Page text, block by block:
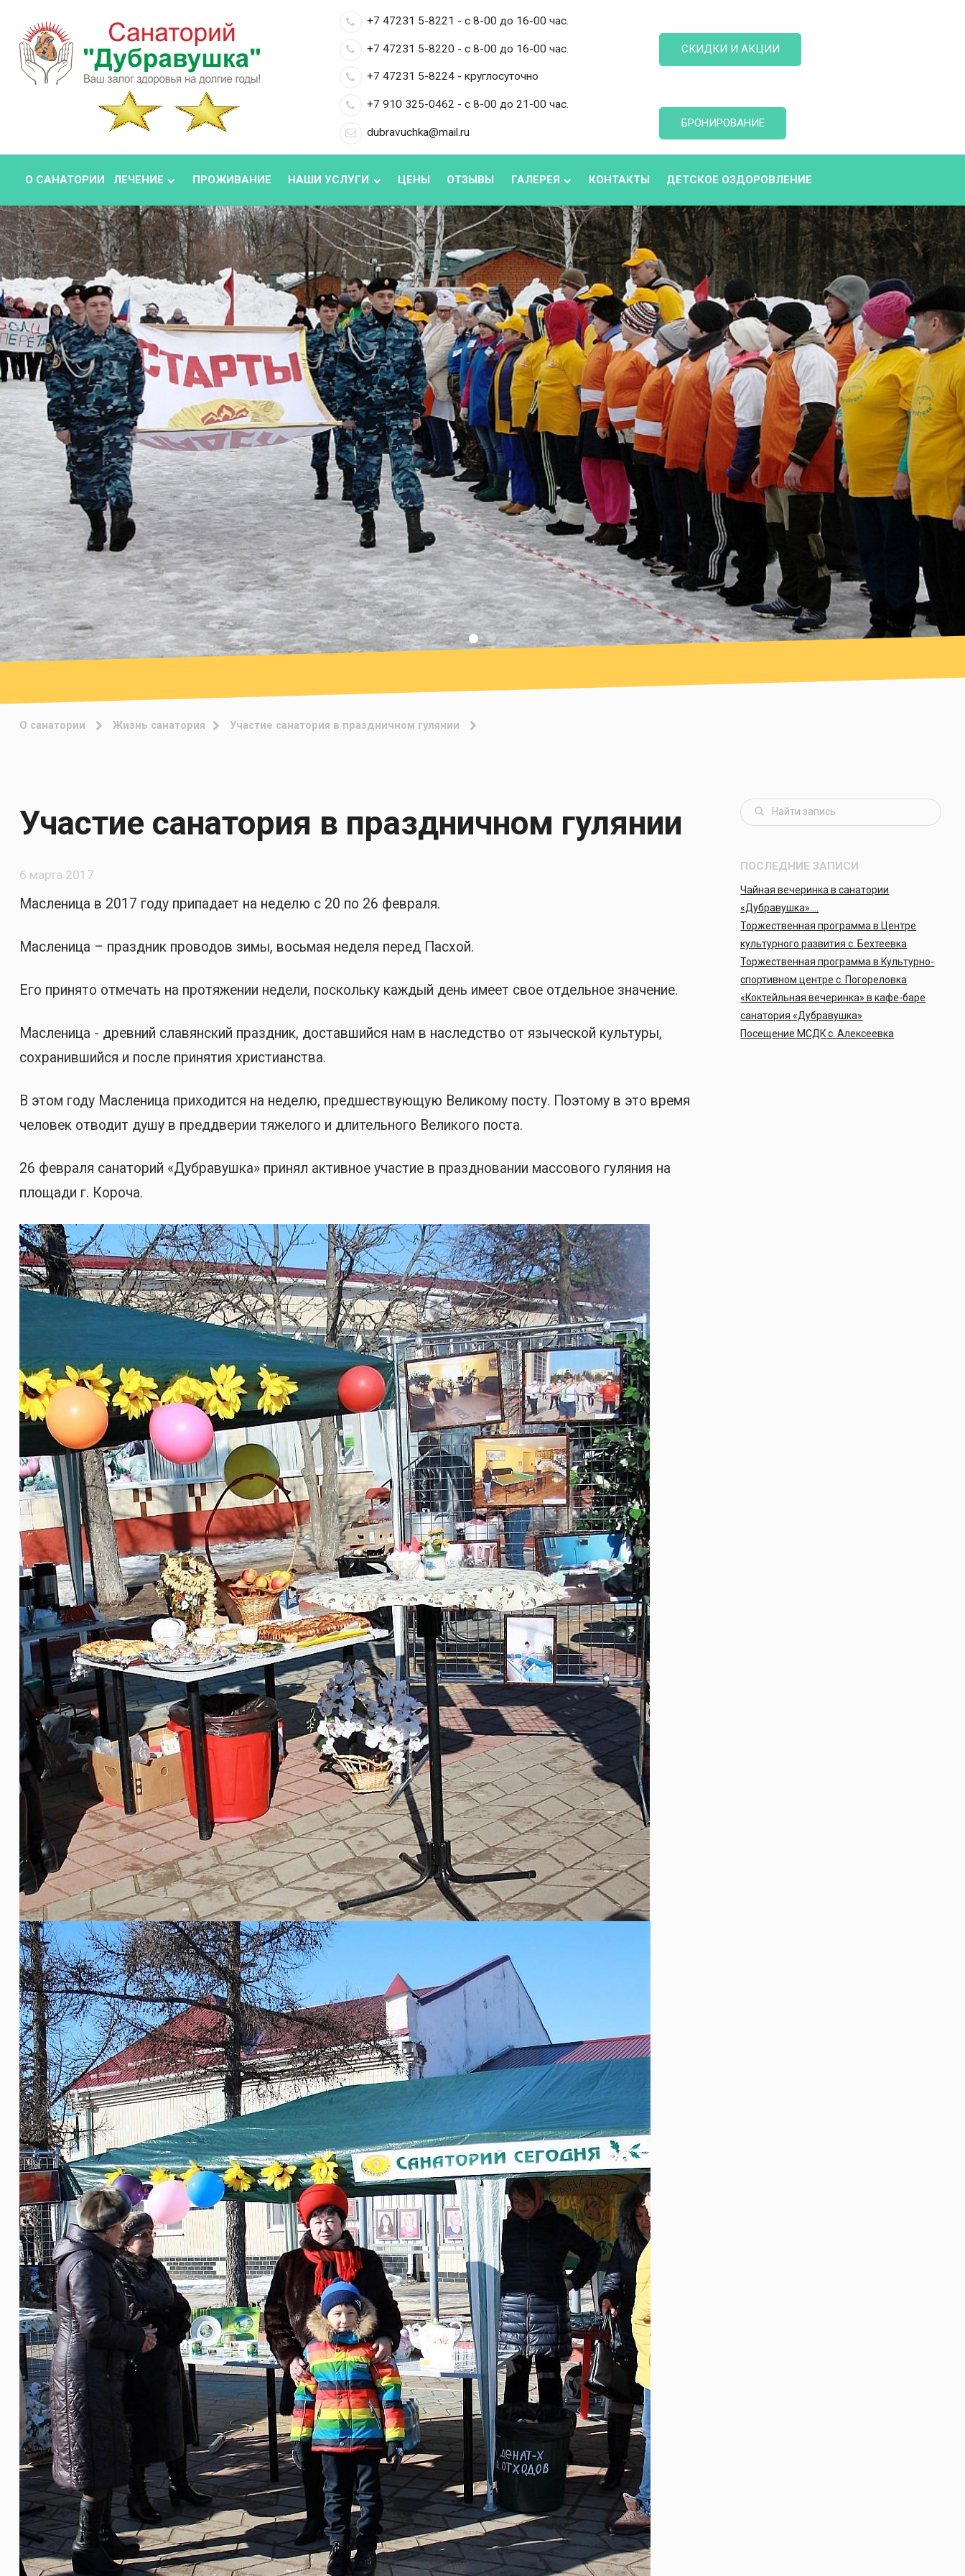
+7 47231 5-8221 - с 8-00 до 16-00 час.
+7 47231 5-8220 - с 8-00 до 16-00 час.
+7 47231 5-8224 - круглосуточно
+7 910 325-0462 - с 8-00 до 21-00 час.
dubravuchka@mail.ru
СКИДКИ И АКЦИИ
БРОНИРОВАНИЕ
О САНАТОРИИ ЛЕЧЕНИЕ ПРОЖИВАНИЕ НАШИ УСЛУГИ ЦЕНЫ ОТЗЫВЫ ГАЛЕРЕЯ КОНТАКТЫ ДЕТСКОЕ ОЗДОРОВЛЕНИЕ
О санатории Жизнь санатория Участие санатория в праздничном гулянии
Участие санатория в праздничном гулянии
6 марта 2017
Масленица в 2017 году припадает на неделю с 20 по 26 февраля.
Масленица – праздник проводов зимы, восьмая неделя перед Пасхой.
Его принято отмечать на протяжении недели, поскольку каждый день имеет свое отдельное значение.
Масленица - древний славянский праздник, доставшийся нам в наследство от языческой культуры,
сохранившийся и после принятия христианства.
В этом году Масленица приходится на неделю, предшествующую Великому посту. Поэтому в это время
человек отводит душу в преддверии тяжелого и длительного Великого поста.
26 февраля санаторий «Дубравушка» принял активное участие в праздновании массового гуляния на
площади г. Короча.
ПОСЛЕДНИЕ ЗАПИСИ
Чайная вечеринка в санатории
«Дубравушка»….
Торжественная программа в Центре
культурного развития с. Бехтеевка
Торжественная программа в Культурно-
спортивном центре с. Погореловка
«Коктейльная вечеринка» в кафе-баре
санатория «Дубравушка»
Посещение МСДК с. Алексеевка